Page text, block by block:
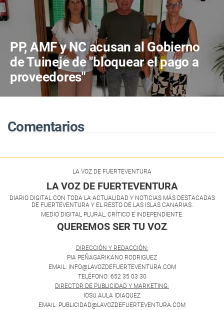
PP, AMF y NC acusan al Gobierno
de Tuineje de "bloquear el pago a
proveedores"
Comentarios
LA VOZ DE FUERTEVENTURA
LA VOZ DE FUERTEVENTURA
DIARIO DIGITAL CON TODA LA ACTUALIDAD Y NOTICIAS MÁS DESTACADAS
DE FUERTEVENTURA Y EL RESTO DE LAS ISLAS CANARIAS.
MEDIO DIGITAL PLURAL, CRÍTICO E INDEPENDIENTE.
QUEREMOS SER TU VOZ.
DIRECCIÓN Y REDACCIÓN:
PIA PEÑAGARIKANO RODRIGUEZ
EMAIL: INFO@LAVOZDEFUERTEVENTURA.COM
TELÉFONO: 652 35 03 30
DIRECTOR DE PUBLICIDAD Y MARKETING:
IOSU AULA IDIAQUEZ
EMAIL: PUBLICIDAD@LAVOZDEFUERTEVENTURA.COM